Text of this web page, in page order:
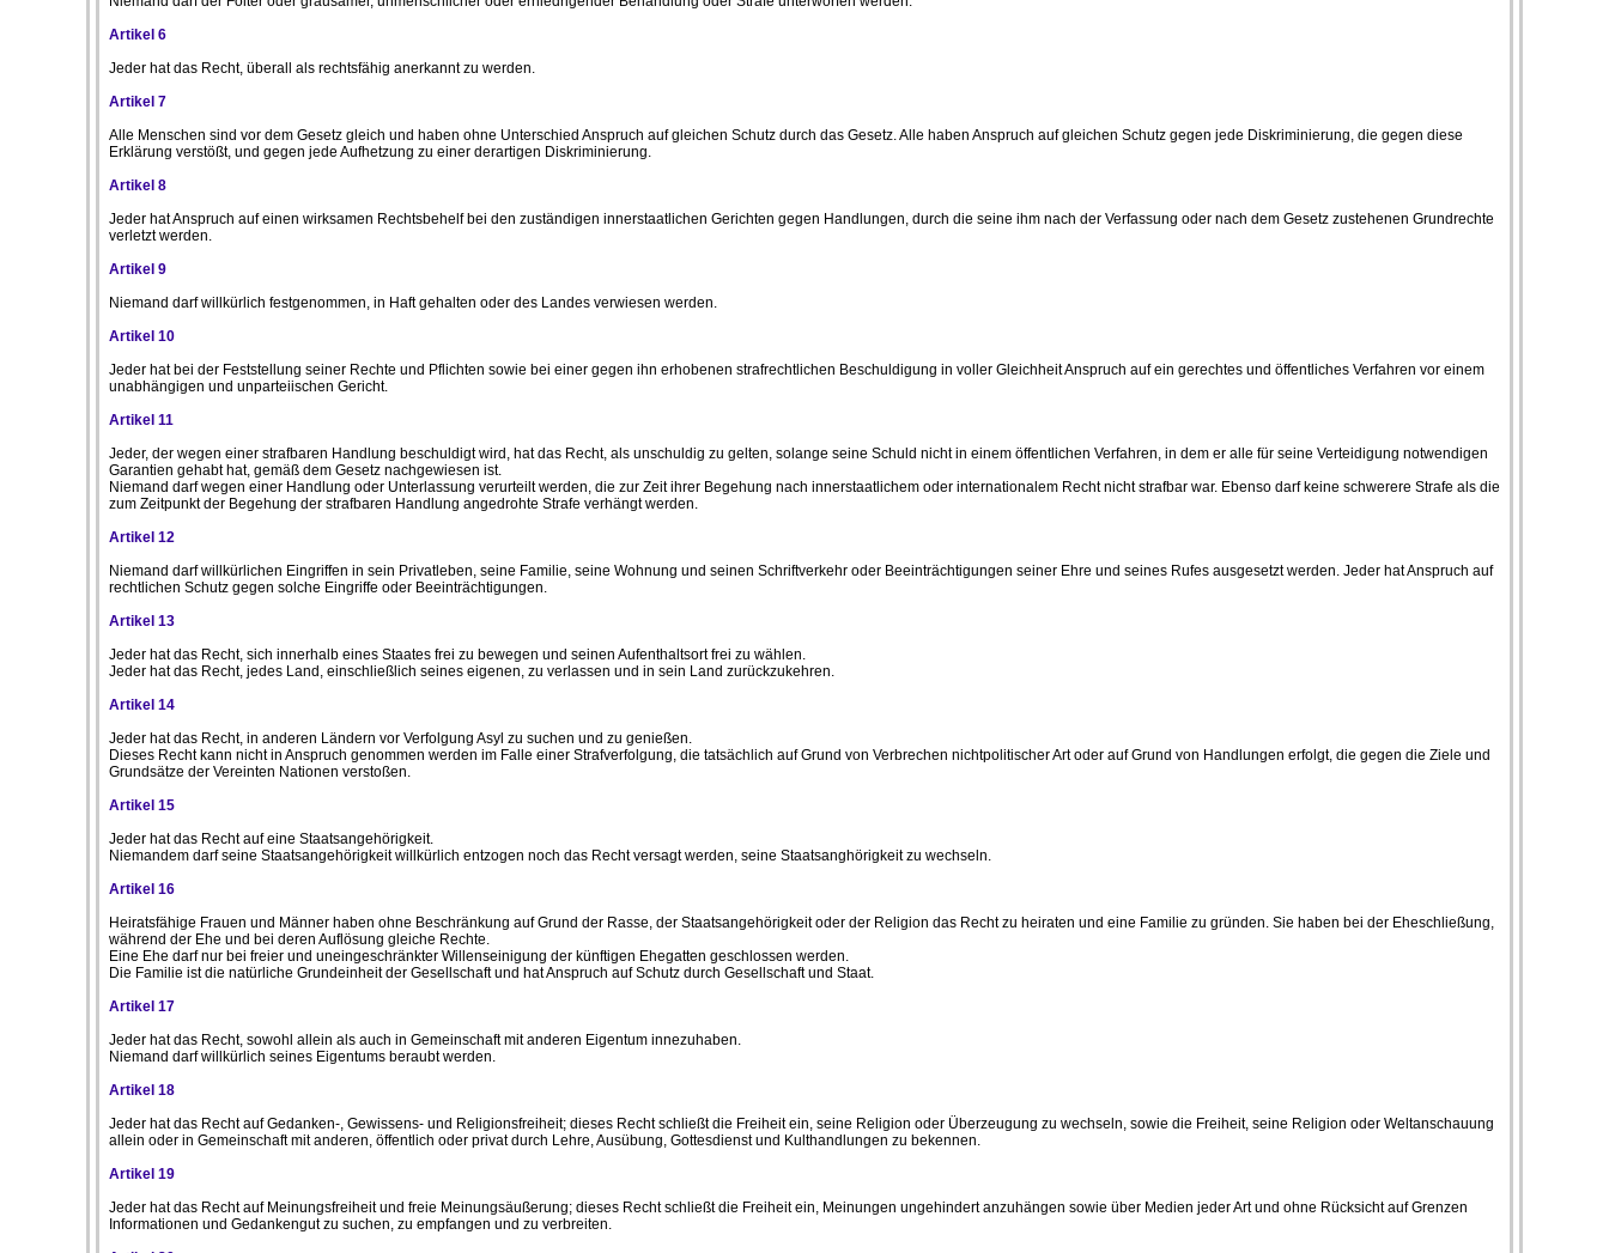
Artikel 6
Jeder hat das Recht, überall als rechtsfähig anerkannt zu werden.
Artikel 7
Alle Menschen sind vor dem Gesetz gleich und haben ohne Unterschied Anspruch auf gleichen Schutz durch das Gesetz. Alle haben Anspruch auf gleichen Schutz gegen jede Diskriminierung, die gegen diese
Erklärung verstößt, und gegen jede Aufhetzung zu einer derartigen Diskriminierung.
Artikel 8
Jeder hat Anspruch auf einen wirksamen Rechtsbehelf bei den zuständigen innerstaatlichen Gerichten gegen Handlungen, durch die seine ihm nach der Verfassung oder nach dem Gesetz zustehenen Grundrechte
verletzt werden.
Artikel 9
Niemand darf willkürlich festgenommen, in Haft gehalten oder des Landes verwiesen werden.
Artikel 10
Jeder hat bei der Feststellung seiner Rechte und Pflichten sowie bei einer gegen ihn erhobenen strafrechtlichen Beschuldigung in voller Gleichheit Anspruch auf ein gerechtes und öffentliches Verfahren vor einem
unabhängigen und unparteiischen Gericht.
Artikel 11
Jeder, der wegen einer strafbaren Handlung beschuldigt wird, hat das Recht, als unschuldig zu gelten, solange seine Schuld nicht in einem öffentlichen Verfahren, in dem er alle für seine Verteidigung notwendigen
Garantien gehabt hat, gemäß dem Gesetz nachgewiesen ist.
Niemand darf wegen einer Handlung oder Unterlassung verurteilt werden, die zur Zeit ihrer Begehung nach innerstaatlichem oder internationalem Recht nicht strafbar war. Ebenso darf keine schwerere Strafe als die
zum Zeitpunkt der Begehung der strafbaren Handlung angedrohte Strafe verhängt werden.
Artikel 12
Niemand darf willkürlichen Eingriffen in sein Privatleben, seine Familie, seine Wohnung und seinen Schriftverkehr oder Beeinträchtigungen seiner Ehre und seines Rufes ausgesetzt werden. Jeder hat Anspruch auf
rechtlichen Schutz gegen solche Eingriffe oder Beeinträchtigungen.
Artikel 13
Jeder hat das Recht, sich innerhalb eines Staates frei zu bewegen und seinen Aufenthaltsort frei zu wählen.
Jeder hat das Recht, jedes Land, einschließlich seines eigenen, zu verlassen und in sein Land zurückzukehren.
Artikel 14
Jeder hat das Recht, in anderen Ländern vor Verfolgung Asyl zu suchen und zu genießen.
Dieses Recht kann nicht in Anspruch genommen werden im Falle einer Strafverfolgung, die tatsächlich auf Grund von Verbrechen nichtpolitischer Art oder auf Grund von Handlungen erfolgt, die gegen die Ziele und
Grundsätze der Vereinten Nationen verstoßen.
Artikel 15
Jeder hat das Recht auf eine Staatsangehörigkeit.
Niemandem darf seine Staatsangehörigkeit willkürlich entzogen noch das Recht versagt werden, seine Staatsanghörigkeit zu wechseln.
Artikel 16
Heiratsfähige Frauen und Männer haben ohne Beschränkung auf Grund der Rasse, der Staatsangehörigkeit oder der Religion das Recht zu heiraten und eine Familie zu gründen. Sie haben bei der Eheschließung,
während der Ehe und bei deren Auflösung gleiche Rechte.
Eine Ehe darf nur bei freier und uneingeschränkter Willenseinigung der künftigen Ehegatten geschlossen werden.
Die Familie ist die natürliche Grundeinheit der Gesellschaft und hat Anspruch auf Schutz durch Gesellschaft und Staat.
Artikel 17
Jeder hat das Recht, sowohl allein als auch in Gemeinschaft mit anderen Eigentum innezuhaben.
Niemand darf willkürlich seines Eigentums beraubt werden.
Artikel 18
Jeder hat das Recht auf Gedanken-, Gewissens- und Religionsfreiheit; dieses Recht schließt die Freiheit ein, seine Religion oder Überzeugung zu wechseln, sowie die Freiheit, seine Religion oder Weltanschauung
allein oder in Gemeinschaft mit anderen, öffentlich oder privat durch Lehre, Ausübung, Gottesdienst und Kulthandlungen zu bekennen.
Artikel 19
Jeder hat das Recht auf Meinungsfreiheit und freie Meinungsäußerung; dieses Recht schließt die Freiheit ein, Meinungen ungehindert anzuhängen sowie über Medien jeder Art und ohne Rücksicht auf Grenzen
Informationen und Gedankengut zu suchen, zu empfangen und zu verbreiten.